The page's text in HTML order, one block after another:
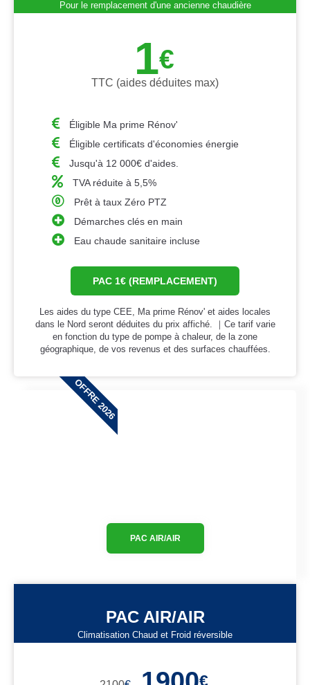
Pour le remplacement d'une ancienne chaudière
1€
TTC (aides déduites max)
Éligible Ma prime Rénov'
Éligible certificats d'économies énergie
Jusqu'à 12 000€ d'aides.
TVA réduite à 5,5%
Prêt à taux Zéro PTZ
Démarches clés en main
Eau chaude sanitaire incluse
PAC 1€ (REMPLACEMENT)
Les aides du type CEE, Ma prime Rénov' et aides locales
dans le Nord seront déduites du prix affiché. ｜Ce tarif varie
en fonction du type de pompe à chaleur, de la zone
géographique, de vos revenus et des surfaces chauffées.
OFFRE 2026
PAC AIR/AIR
PAC AIR/AIR
Climatisation Chaud et Froid réversible
€